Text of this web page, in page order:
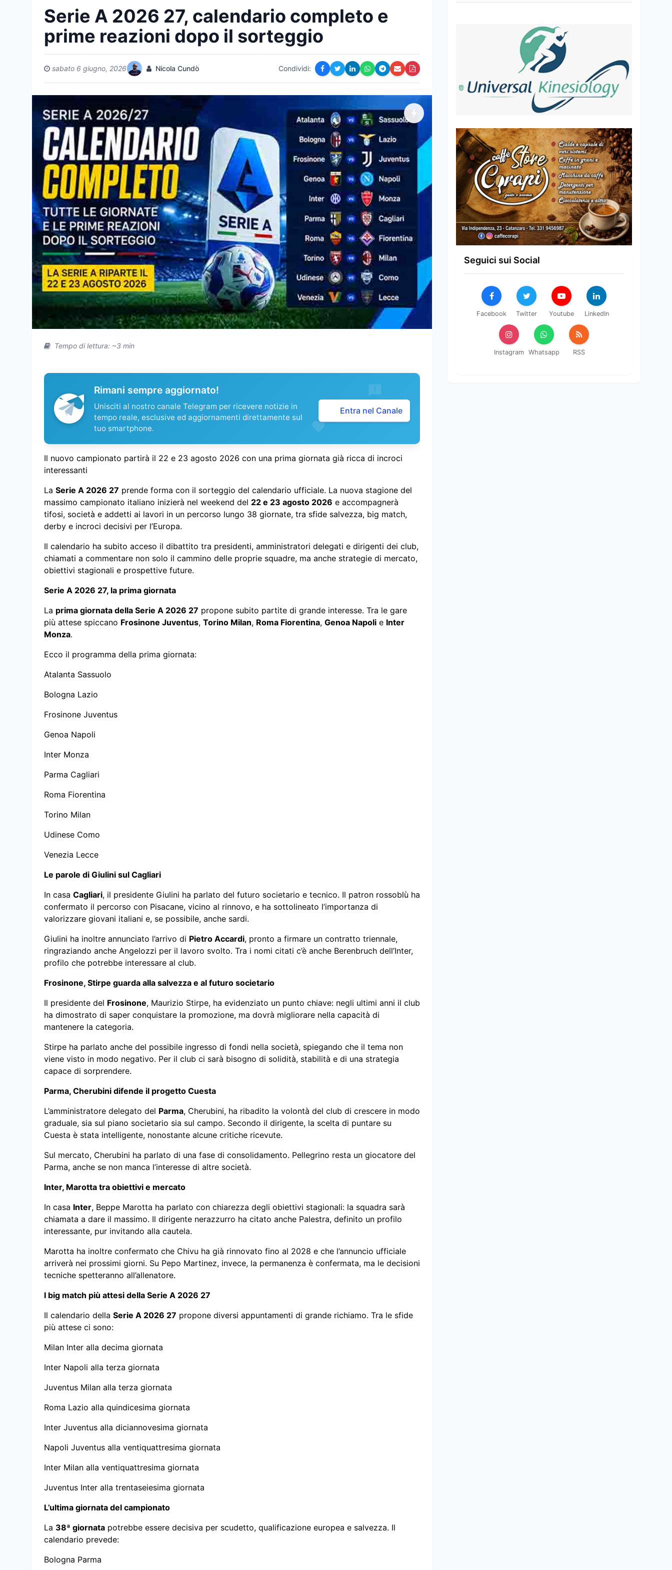
Serie A 2026 27, calendario completo e
prime reazioni dopo il sorteggio
sabato 6 giugno, 2026 Nicola Cundò Condividi:
Tempo di lettura: ~3 min
Rimani sempre aggiornato!
Unisciti al nostro canale Telegram per ricevere notizie in
tempo reale, esclusive ed aggiornamenti direttamente sul
tuo smartphone.
Entra nel Canale
Il nuovo campionato partirà il 22 e 23 agosto 2026 con una prima giornata già ricca di incroci
interessanti
La Serie A 2026 27 prende forma con il sorteggio del calendario ufficiale. La nuova stagione del
massimo campionato italiano inizierà nel weekend del 22 e 23 agosto 2026 e accompagnerà
tifosi, società e addetti ai lavori in un percorso lungo 38 giornate, tra sfide salvezza, big match,
derby e incroci decisivi per l’Europa.
Il calendario ha subito acceso il dibattito tra presidenti, amministratori delegati e dirigenti dei club,
chiamati a commentare non solo il cammino delle proprie squadre, ma anche strategie di mercato,
obiettivi stagionali e prospettive future.
Serie A 2026 27, la prima giornata
La prima giornata della Serie A 2026 27 propone subito partite di grande interesse. Tra le gare
più attese spiccano Frosinone Juventus, Torino Milan, Roma Fiorentina, Genoa Napoli e Inter
Monza.
Ecco il programma della prima giornata:
Atalanta Sassuolo
Bologna Lazio
Frosinone Juventus
Genoa Napoli
Inter Monza
Parma Cagliari
Roma Fiorentina
Torino Milan
Udinese Como
Venezia Lecce
Le parole di Giulini sul Cagliari
In casa Cagliari, il presidente Giulini ha parlato del futuro societario e tecnico. Il patron rossoblù ha
confermato il percorso con Pisacane, vicino al rinnovo, e ha sottolineato l’importanza di
valorizzare giovani italiani e, se possibile, anche sardi.
Giulini ha inoltre annunciato l’arrivo di Pietro Accardi, pronto a firmare un contratto triennale,
ringraziando anche Angelozzi per il lavoro svolto. Tra i nomi citati c’è anche Berenbruch dell’Inter,
profilo che potrebbe interessare al club.
Frosinone, Stirpe guarda alla salvezza e al futuro societario
Il presidente del Frosinone, Maurizio Stirpe, ha evidenziato un punto chiave: negli ultimi anni il club
ha dimostrato di saper conquistare la promozione, ma dovrà migliorare nella capacità di
mantenere la categoria.
Stirpe ha parlato anche del possibile ingresso di fondi nella società, spiegando che il tema non
viene visto in modo negativo. Per il club ci sarà bisogno di solidità, stabilità e di una strategia
capace di sorprendere.
Parma, Cherubini difende il progetto Cuesta
L’amministratore delegato del Parma, Cherubini, ha ribadito la volontà del club di crescere in modo
graduale, sia sul piano societario sia sul campo. Secondo il dirigente, la scelta di puntare su
Cuesta è stata intelligente, nonostante alcune critiche ricevute.
Sul mercato, Cherubini ha parlato di una fase di consolidamento. Pellegrino resta un giocatore del
Parma, anche se non manca l’interesse di altre società.
Inter, Marotta tra obiettivi e mercato
In casa Inter, Beppe Marotta ha parlato con chiarezza degli obiettivi stagionali: la squadra sarà
chiamata a dare il massimo. Il dirigente nerazzurro ha citato anche Palestra, definito un profilo
interessante, pur invitando alla cautela.
Marotta ha inoltre confermato che Chivu ha già rinnovato fino al 2028 e che l’annuncio ufficiale
arriverà nei prossimi giorni. Su Pepo Martinez, invece, la permanenza è confermata, ma le decisioni
tecniche spetteranno all’allenatore.
I big match più attesi della Serie A 2026 27
Il calendario della Serie A 2026 27 propone diversi appuntamenti di grande richiamo. Tra le sfide
più attese ci sono:
Milan Inter alla decima giornata
Inter Napoli alla terza giornata
Juventus Milan alla terza giornata
Roma Lazio alla quindicesima giornata
Inter Juventus alla diciannovesima giornata
Napoli Juventus alla ventiquattresima giornata
Inter Milan alla ventiquattresima giornata
Juventus Inter alla trentaseiesima giornata
L’ultima giornata del campionato
La 38ª giornata potrebbe essere decisiva per scudetto, qualificazione europea e salvezza. Il
calendario prevede:
Bologna Parma
Seguici sui Social
Facebook Twitter Youtube LinkedIn
Instagram Whatsapp RSS